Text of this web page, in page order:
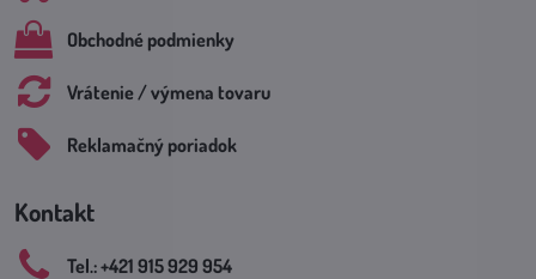
Obchodné podmienky
Vrátenie / výmena tovaru
Reklamačný poriadok
Kontakt
Tel​.: +421 915 929 954